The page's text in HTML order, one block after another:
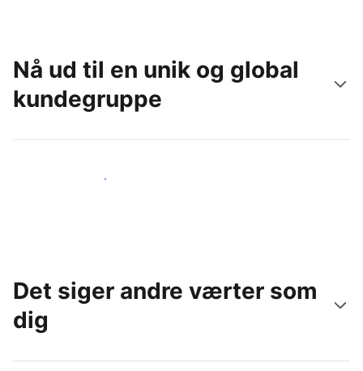
Nå ud til en unik og global
kundegruppe
Nå ud til nye gæster i dag
Det siger andre værter som
dig